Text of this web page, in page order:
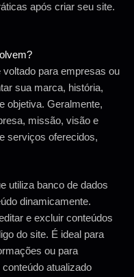
após criar seu site.
voltado para empresas ou
sua marca, história,
objetiva. Geralmente,
missão, visão e
serviços oferecidos,
utiliza banco de dados
dinamicamente.
e excluir conteúdos
do site. É ideal para
ou para
atualizado